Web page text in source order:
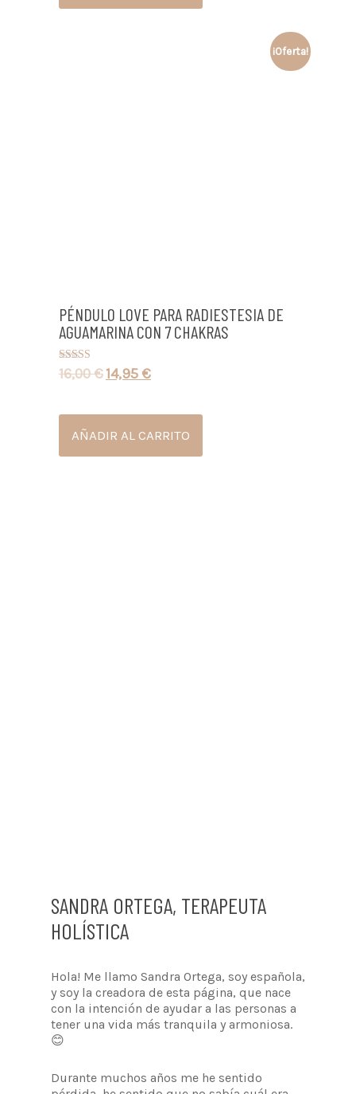
¡Oferta!
PÉNDULO LOVE PARA RADIESTESIA DE
AGUAMARINA CON 7 CHAKRAS
Valorado con
5.00
16,00€14,95 €
AÑADIR AL CARRITO
SANDRA ORTEGA, TERAPEUTA
HOLÍSTICA
Hola! Me llamo Sandra Ortega, soy española,
y soy la creadora de esta página, que nace
con la intención de ayudar a las personas a
tener una vida más tranquila y armoniosa.
😊
Durante muchos años me he sentido